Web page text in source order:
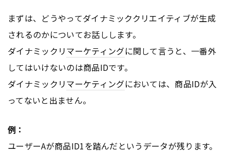
まずは、どうやってダイナミッククリエイティブが生成
されるのかについてお話しします。
ダイナミックリマーケティングに関して言うと、一番外
してはいけないのは商品IDです。
ダイナミックリマーケティングにおいては、商品IDが入
ってないと出ません。
例：
ユーザーAが商品ID1を踏んだというデータが残ります。